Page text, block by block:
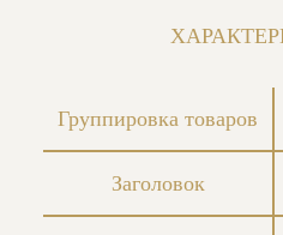
Группировка товаров
Заголовок